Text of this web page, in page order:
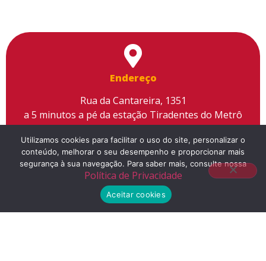
Endereço
Rua da Cantareira, 1351
a 5 minutos a pé da estação Tiradentes do Metrô
Telefone
(11) 2155-3300
Utilizamos cookies para facilitar o uso do site, personalizar o
conteúdo, melhorar o seu desempenho e proporcionar mais
segurança à sua navegação. Para saber mais, consulte nossa
Política de Privacidade
Aceitar cookies